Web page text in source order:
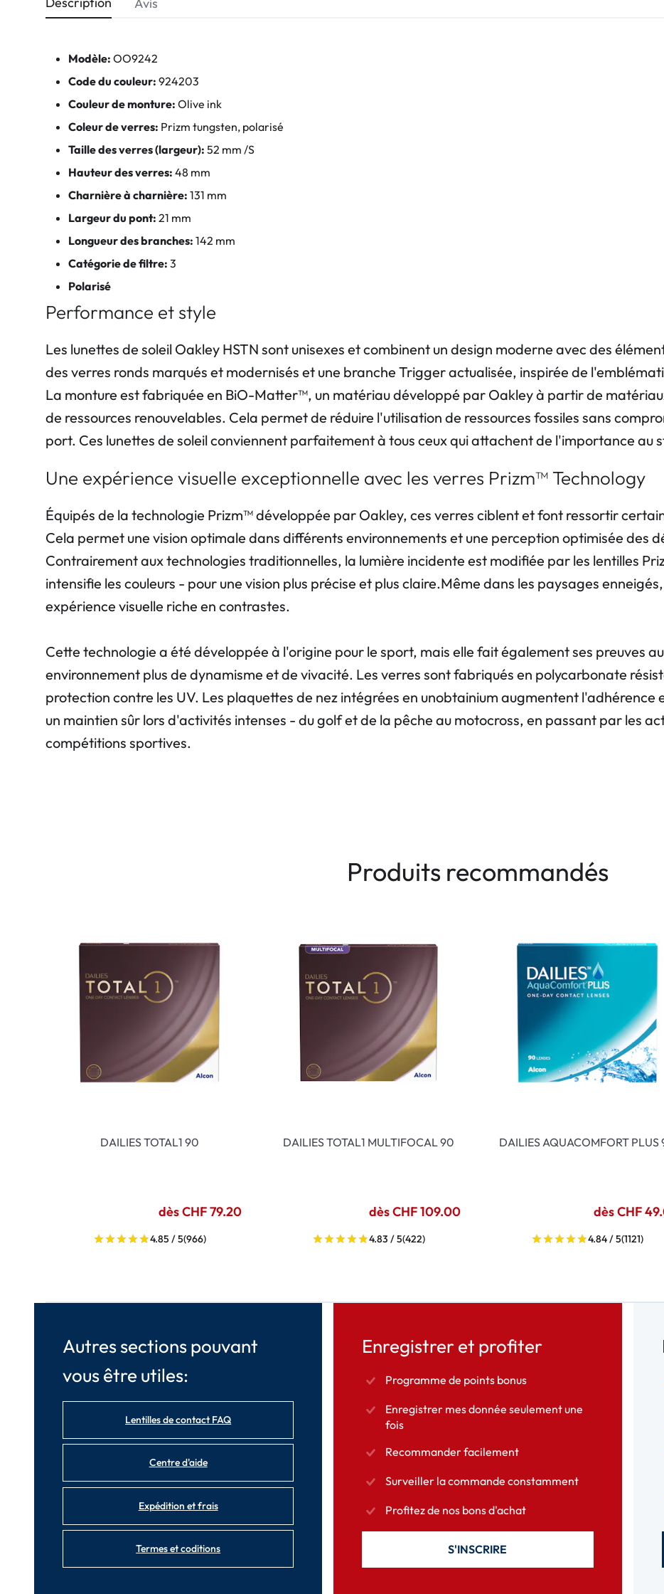
Modèle: OO9242
Code du couleur: 924203
Couleur de monture: Olive ink
Coleur de verres: Prizm tungsten, polarisé
Taille des verres (largeur): 52 mm /S
Hauteur des verres: 48 mm
Charnière à charnière: 131 mm
Largeur du pont: 21 mm
Longueur des branches: 142 mm
Catégorie de filtre: 3
Polarisé
Performance et style
Les lunettes de soleil Oakley HSTN sont unisexes et combinent un design moderne avec des
des verres ronds marqués et modernisés et une branche Trigger actualisée, inspirée de
La monture est fabriquée en BiO-Matter™, un matériau développé par Oakley à partir de
de ressources renouvelables. Cela permet de réduire l'utilisation de ressources fossiles sans
port. Ces lunettes de soleil conviennent parfaitement à tous ceux qui attachent de l'importance au
Une expérience visuelle exceptionnelle avec les verres Prizm™ Technology
Équipés de la technologie Prizm™ développée par Oakley, ces verres ciblent et font ressortir
Cela permet une vision optimale dans différents environnements et une perception optimisée des
Contrairement aux technologies traditionnelles, la lumière incidente est modifiée par les lentilles
intensifie les couleurs - pour une vision plus précise et plus claire.Même dans les paysages
expérience visuelle riche en contrastes.
Cette technologie a été développée à l'origine pour le sport, mais elle fait également ses preuves
environnement plus de dynamisme et de vivacité. Les verres sont fabriqués en polycarbonate
protection contre les UV. Les plaquettes de nez intégrées en unobtainium augmentent
un maintien sûr lors d'activités intenses - du golf et de la pêche au motocross, en passant par les
compétitions sportives.
Produits recommandés
DAILIES TOTAL1 90
dès CHF 79.20
4.85 / 5(966)
DAILIES TOTAL1 MULTIFOCAL 90
dès CHF 109.00
4.83 / 5(422)
DAILIES AQUACOMFORT PLUS
dès CHF
4.84 / 5(1121)
Autres sections pouvant
vous être utiles:
Lentilles de contact FAQ
Centre d'aide
Expédition et frais
Termes et coditions
Enregistrer et profiter
Programme de points bonus
Enregistrer mes donnée seulement une
fois
Recommander facilement
Surveiller la commande constamment
Profitez de nos bons d'achat
S'INSCRIRE